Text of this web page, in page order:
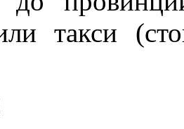
такси